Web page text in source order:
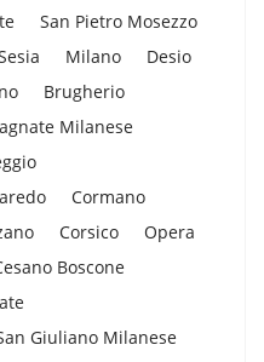
San Pietro Mosezzo
Milano
Desio
Brugherio
Milanese
Cormano
Corsico
Opera
Boscone
Giuliano Milanese